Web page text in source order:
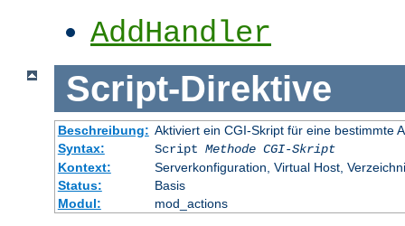
AddHandler
Script-Direktive
Beschreibung: Aktiviert ein CGI-Skript für eine bestimmte
Syntax:
Script Methode CGI-Skript
Kontext:
Serverkonfiguration, Virtual Host,
Status:
Basis
Modul:
mod_actions